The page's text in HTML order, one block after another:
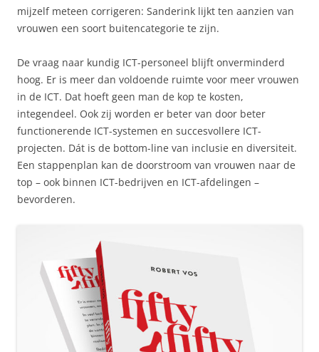
mijzelf meteen corrigeren: Sanderink lijkt ten aanzien van
vrouwen een soort buitencategorie te zijn.
De vraag naar kundig ICT-personeel blijft onverminderd
hoog. Er is meer dan voldoende ruimte voor meer vrouwen
in de ICT. Dat hoeft geen man de kop te kosten,
integendeel. Ook zij worden er beter van door beter
functionerende ICT-systemen en succesvollere ICT-
projecten. Dát is de bottom-line van inclusie en diversiteit.
Een stappenplan kan de doorstroom van vrouwen naar de
top – ook binnen ICT-bedrijven en ICT-afdelingen –
bevorderen.